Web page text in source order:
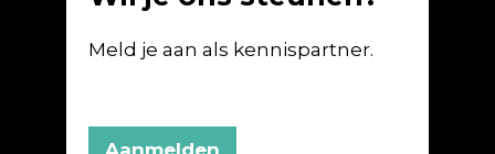
Meld je aan als kennispartner.